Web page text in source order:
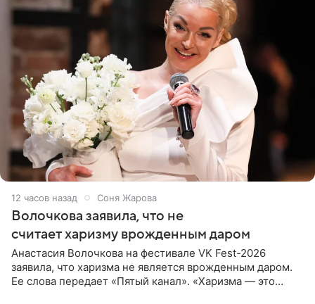
12 часов назад Соня Жарова
Волочкова заявила, что не
считает харизму врожденным даром
Анастасия Волочкова на фестивале VK Fest-2026
заявила, что харизма не является врожденным даром.
Ее слова передает «Пятый канал». «Харизма — это